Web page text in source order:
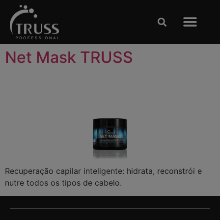
Net Mask TRUSS
Recuperação capilar inteligente: hidrata, reconstrói e
nutre todos os tipos de cabelo.